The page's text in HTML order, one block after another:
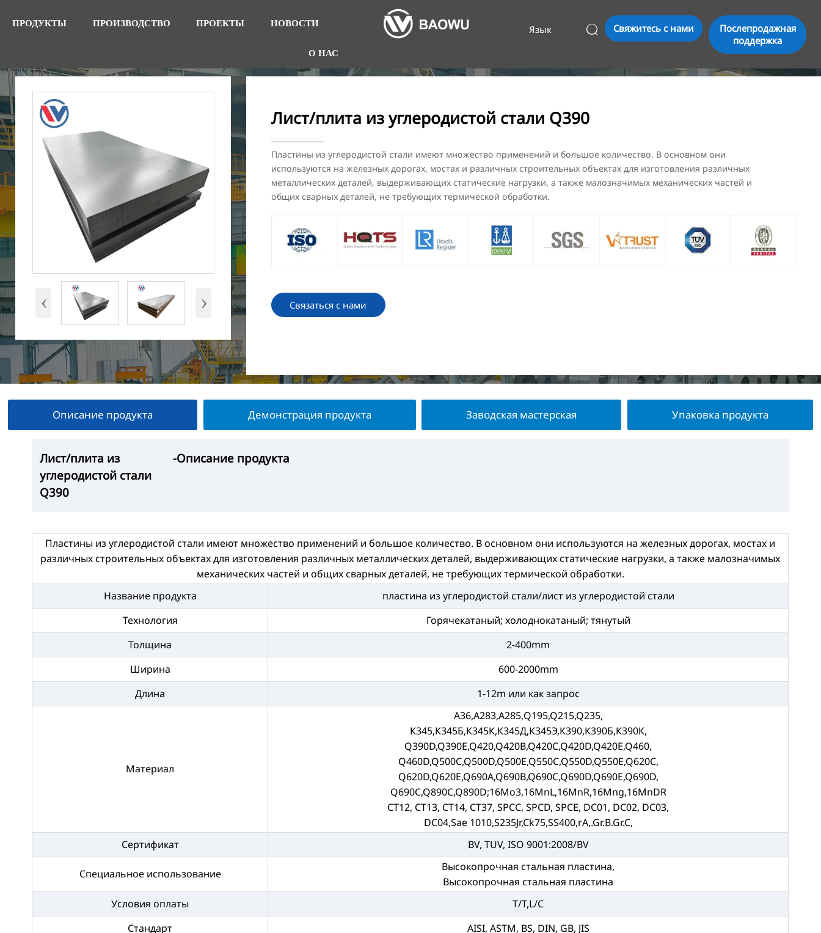
ПРОДУКТЫ ПРОИЗВОДСТВО ПРОЕКТЫ НОВОСТИ
О НАС
Язык  Свяжитесь с нами
Послепродажная
поддержка
‹ ›
Лист/плита из углеродистой стали Q390
Пластины из углеродистой стали имеют множество применений и большое количество. В основном они
используются на железных дорогах, мостах и различных строительных объектах для изготовления различных
металлических деталей, выдерживающих статические нагрузки, а также малозначимых механических частей и
общих сварных деталей, не требующих термической обработки.
Связаться с нами
Описание продукта Демонстрация продукта Заводская мастерская Упаковка продукта
Лист/плита из
углеродистой стали
Q390
-Описание продукта
Пластины из углеродистой стали имеют множество применений и большое количество. В основном они используются на железных дорогах, мостах и
различных строительных объектах для изготовления различных металлических деталей, выдерживающих статические нагрузки, а также малозначимых
механических частей и общих сварных деталей, не требующих термической обработки.
Название продукта
пластина из углеродистой стали/лист из углеродистой стали
Технология
Горячекатаный; холоднокатаный; тянутый
Толщина
2-400mm
Ширина
600-2000mm
Длина
1-12m или как запрос
Материал
А36,А283,А285,Q195,Q215,Q235,
К345,К345Б,К345К,К345Д,К345Э,К390,К390Б,К390К,
Q390D,Q390E,Q420,Q420B,Q420C,Q420D,Q420E,Q460,
Q460D,Q500C,Q500D,Q500E,Q550C,Q550D,Q550E,Q620C,
Q620D,Q620E,Q690A,Q690B,Q690C,Q690D,Q690E,Q690D,
Q690C,Q890C,Q890D;16Mo3,16MnL,16MnR,16Mng,16MnDR
СТ12, СТ13, СТ14, СТ37, SPCC, SPCD, SPCE, DC01, DC02, DC03,
DC04,Sae 1010,S235Jr,Ck75,SS400,rA,.Gr.B.Gr.C,
Сертификат
BV, TUV, ISO 9001:2008/BV
Специальное использование
Высокопрочная стальная пластина,
Высокопрочная стальная пластина
Условия оплаты
T/T,L/C
Стандарт
AISI, ASTM, BS, DIN, GB, JIS
Лист/плита из
углеродистой стали
Q390
—Выставка продукта
Лист/плита из
углеродистой стали
Q390
— Заводская мастерская
Лист/плита из
углеродистой стали
Q390
-Упаковка продукта